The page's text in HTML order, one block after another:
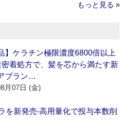
もっと見る »
】ケラチン極限濃度6800倍以上
着処方で、髪を芯から満たす新
ブラン…
月07日 (金)
を新発売‐高用量化で投与本数削